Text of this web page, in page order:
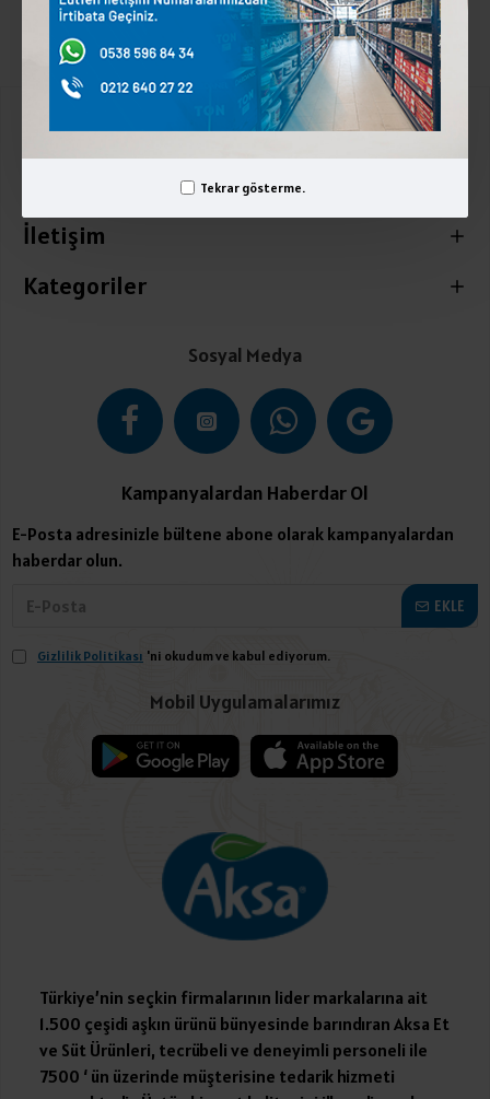
Tekrar gösterme.
Kurumsal
Üyelik İşlemleri
İletişim
Kategoriler
Sosyal Medya
Kampanyalardan Haberdar Ol
E-Posta adresinizle bültene abone olarak kampanyalardan
haberdar olun.
EKLE
Gizlilik Politikası 'ni okudum ve kabul ediyorum.
Mobil Uygulamalarımız
Türkiye’nin seçkin firmalarının lider markalarına ait
1.500 çeşidi aşkın ürünü bünyesinde barındıran Aksa Et
ve Süt Ürünleri, tecrübeli ve deneyimli personeli ile
7500 ‘ ün üzerinde müşterisine tedarik hizmeti